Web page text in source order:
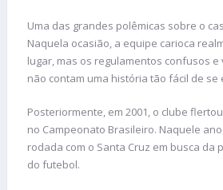
Uma das grandes polêmicas sobre o
Naquela ocasião, a equipe carioca
lugar, mas os regulamentos confusos
não contam uma história tão fácil de se
Posteriormente, em 2001, o clube
no Campeonato Brasileiro. Naquele
rodada com o Santa Cruz em busca da
do futebol.